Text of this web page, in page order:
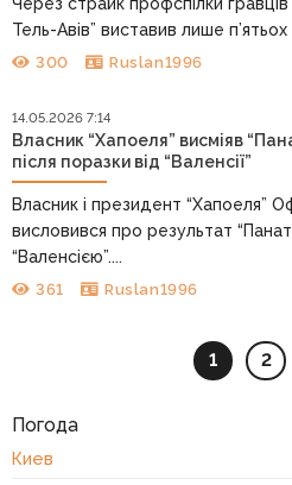
Через страйк профспілки гравців
Тель-Авів” виставив лише п’ятьох
300 Ruslan1996
14.05.2026 7:14
Власник “Хапоеля” висміяв
після поразки від “Валенсії”
Власник і президент “Хапоеля”
висловився про результат
“Валенсією”....
361 Ruslan1996
1 2
Погода
Киев